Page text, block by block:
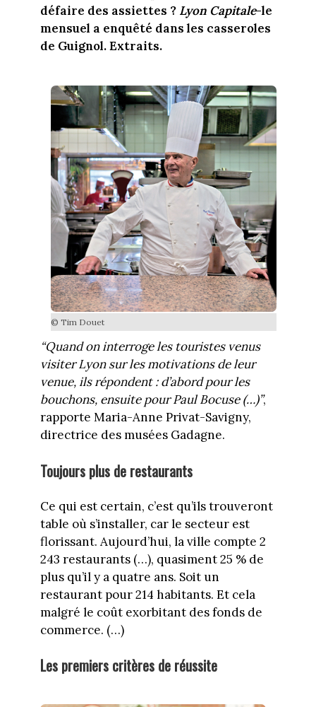
défaire des assiettes ? Lyon Capitale-le
mensuel a enquêté dans les casseroles
de Guignol. Extraits.
© Tim Douet
“Quand on interroge les touristes venus
visiter Lyon sur les motivations de leur
venue, ils répondent : d’abord pour les
bouchons, ensuite pour Paul Bocuse (…)”,
rapporte Maria-Anne Privat-Savigny,
directrice des musées Gadagne.
Toujours plus de restaurants
Ce qui est certain, c’est qu’ils trouveront
table où s’installer, car le secteur est
florissant. Aujourd’hui, la ville compte 2
243 restaurants (…), quasiment 25 % de
plus qu’il y a quatre ans. Soit un
restaurant pour 214 habitants. Et cela
malgré le coût exorbitant des fonds de
commerce. (…)
Les premiers critères de réussite